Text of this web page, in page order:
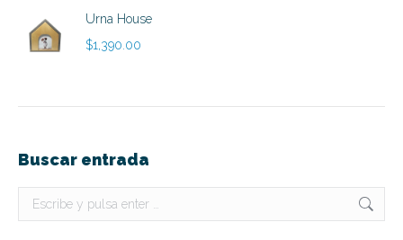
Urna House
$1,390.00
Buscar entrada
Buscar: